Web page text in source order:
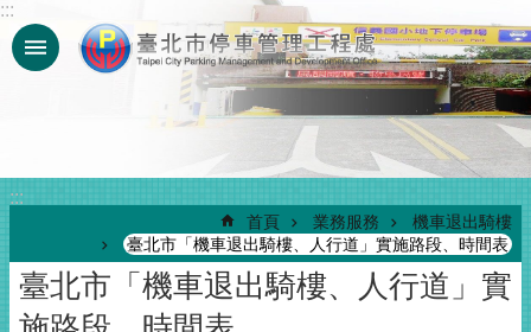
跳到主要內容區塊
:::
:::
首頁 業務服務
機車退出騎樓
臺北市「機車退出騎樓、人行道」實施路段、時間表
臺北市「機車退出騎樓、人行道」實